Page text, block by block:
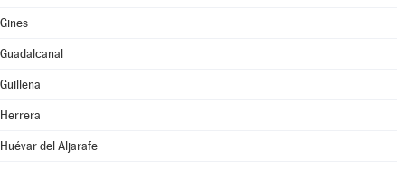
Gines
Guadalcanal
Guillena
Herrera
Huévar del Aljarafe